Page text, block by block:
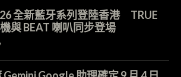
全新藍牙系列登陸香港 TRUE
與 BEAT 喇叭同步登場